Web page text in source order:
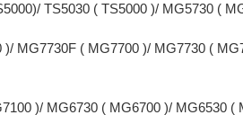
TS5030 ( TS5000 )/ MG5730 (
MG7730F ( MG7700 )/ MG7730 (
)/ MG6730 ( MG6700 )/ MG6530 (